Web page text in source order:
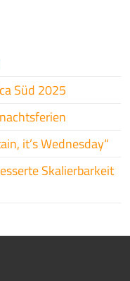
Süd 2025
it’s Wednesday“
Skalierbarkeit